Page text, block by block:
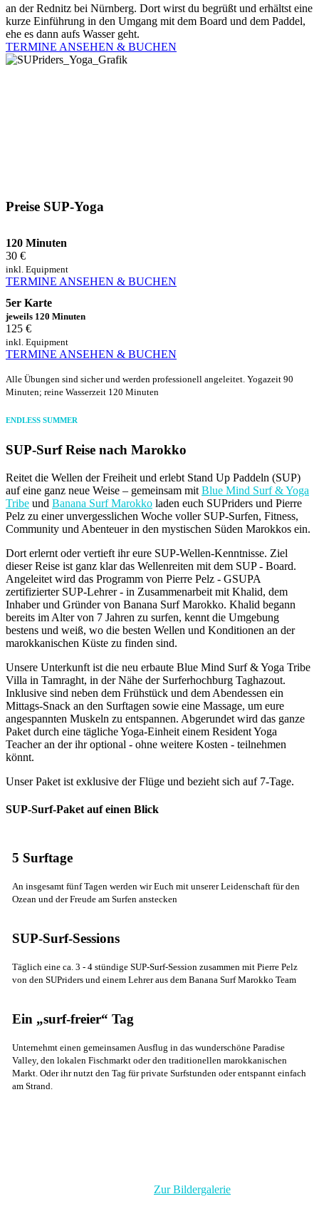
an der Rednitz bei Nürnberg. Dort wirst du begrüßt und erhältst eine
kurze Einführung in den Umgang mit dem Board und dem Paddel,
ehe es dann aufs Wasser geht.
TERMINE ANSEHEN & BUCHEN
Preise SUP-Yoga
120 Minuten
30 €
inkl. Equipment
TERMINE ANSEHEN & BUCHEN
5er Karte
jeweils 120 Minuten
125 €
inkl. Equipment
TERMINE ANSEHEN & BUCHEN
Alle Übungen sind sicher und werden professionell angeleitet. Yogazeit 90
Minuten; reine Wasserzeit 120 Minuten
ENDLESS SUMMER
SUP-Surf Reise nach Marokko
Reitet die Wellen der Freiheit und erlebt Stand Up Paddeln (SUP)
auf eine ganz neue Weise – gemeinsam mit Blue Mind Surf & Yoga
Tribe und Banana Surf Marokko laden euch SUPriders und Pierre
Pelz zu einer unvergesslichen Woche voller SUP-Surfen, Fitness,
Community und Abenteuer in den mystischen Süden Marokkos ein.
Dort erlernt oder vertieft ihr eure SUP-Wellen-Kenntnisse. Ziel
dieser Reise ist ganz klar das Wellenreiten mit dem SUP - Board.
Angeleitet wird das Programm von Pierre Pelz - GSUPA
zertifizierter SUP-Lehrer - in Zusammenarbeit mit Khalid, dem
Inhaber und Gründer von Banana Surf Marokko. Khalid begann
bereits im Alter von 7 Jahren zu surfen, kennt die Umgebung
bestens und weiß, wo die besten Wellen und Konditionen an der
marokkanischen Küste zu finden sind.
Unsere Unterkunft ist die neu erbaute Blue Mind Surf & Yoga Tribe
Villa in Tamraght, in der Nähe der Surferhochburg Taghazout.
Inklusive sind neben dem Frühstück und dem Abendessen ein
Mittags-Snack an den Surftagen sowie eine Massage, um eure
angespannten Muskeln zu entspannen. Abgerundet wird das ganze
Paket durch eine tägliche Yoga-Einheit einem Resident Yoga
Teacher an der ihr optional - ohne weitere Kosten - teilnehmen
könnt.
Unser Paket ist exklusive der Flüge und bezieht sich auf 7-Tage.
SUP-Surf-Paket auf einen Blick
5 Surftage
An insgesamt fünf Tagen werden wir Euch mit unserer Leidenschaft für den
Ozean und der Freude am Surfen anstecken
SUP-Surf-Sessions
Täglich eine ca. 3 - 4 stündige SUP-Surf-Session zusammen mit Pierre Pelz
von den SUPriders und einem Lehrer aus dem Banana Surf Marokko Team
Ein „surf-freier“ Tag
Unternehmt einen gemeinsamen Ausflug in das wunderschöne Paradise
Valley, den lokalen Fischmarkt oder den traditionellen marokkanischen
Markt. Oder ihr nutzt den Tag für private Surfstunden oder entspannt einfach
am Strand.
Zur Bildergalerie